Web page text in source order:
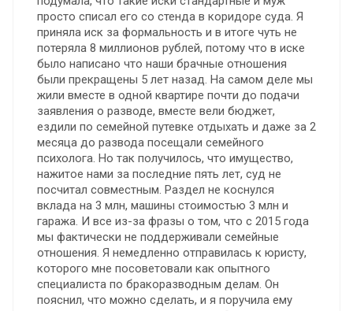
просто списал его со стенда в коридоре суда. Я
приняла иск за формальность и в итоге чуть не
потеряла 8 миллионов рублей, потому что в иске
было написано что наши брачные отношения
были прекращены 5 лет назад. На самом деле мы
жили вместе в одной квартире почти до подачи
заявления о разводе, вместе вели бюджет,
ездили по семейной путевке отдыхать и даже за 2
месяца до развода посещали семейного
психолога. Но так получилось, что имущество,
нажитое нами за последние пять лет, суд не
посчитал совместным. Раздел не коснулся
вклада на 3 млн, машины стоимостью 3 млн и
гаража. И все из-за фразы о том, что с 2015 года
мы фактически не поддерживали семейные
отношения. Я немедленно отправилась к юристу,
которого мне посоветовали как опытного
специалиста по бракоразводным делам. Он
пояснил, что можно сделать, и я поручила ему